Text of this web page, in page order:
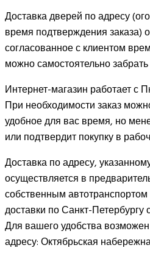
Доставка дверей по адресу
время подтверждения заказа)
согласованное с клиентом
можно самостоятельно
Интернет-магазин работает с
При необходимости заказ
удобное для вас время, но
или подтвердит покупку в
Доставка по адресу,
осуществляется в
собственным
доставки по Санкт-Петербургу
Для вашего удобства
адресу: Октябрьская